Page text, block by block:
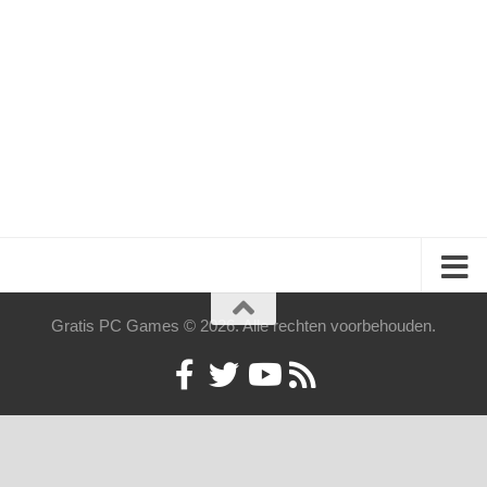
Gratis PC Games © 2026. Alle rechten voorbehouden.